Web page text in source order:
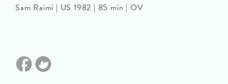
Sam Raimi | US 1982 | 85 min | OV